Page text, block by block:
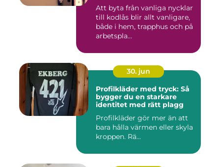
Att byta från vanliga nycklar
till kodlås blir allt vanligare,
både i hem, trapphus och på
arbetspla...
30. jun
Profilkläder med tryck: Så
bygger du en starkare
identitet med rätt plagg
Profilkläder gör mer än att
bara hålla värmen eller skyla
kroppen. Rä...